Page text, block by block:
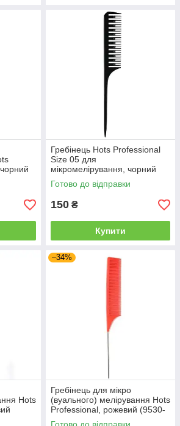
Гребінець Hots Professional
Size 05 для
мікромелірування, чорний
(HP9505-BLK)
Готово до відправки
150 ₴
Купити
Hots
–34%
Гребінець для мікро
(вуального) мелірування Hots
Professional, рожевий (9530-
pink)